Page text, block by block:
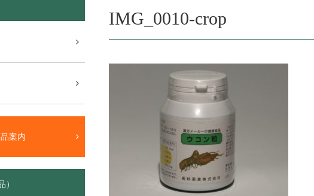
IMG_0010-crop
案内
）